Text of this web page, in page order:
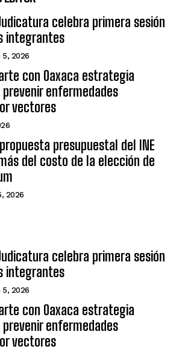
celebra primera sesión
integrantes
5, 2026
con Oaxaca estrategia
enfermedades
vectores
presupuestal del INE
del costo de la elección de
2026
celebra primera sesión
integrantes
5, 2026
con Oaxaca estrategia
enfermedades
vectores